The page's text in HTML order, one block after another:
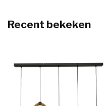
Recent bekeken